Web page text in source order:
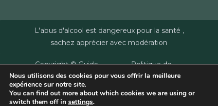
L'abus d'alcool est dangereux pour la santé ,
sachez apprécier avec modération
Copyright © Guide
des Vins - Sas
Millésimes et
Dussert-Gerber -
Politique de
confidentialité–
Nous utilisons des cookies pour vous offrir la meilleure
expérience sur notre site.
You can find out more about which cookies we are using or
switch them off in settings.